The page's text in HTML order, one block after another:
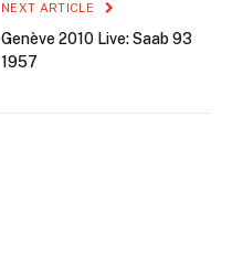
NEXT ARTICLE
Genève 2010 Live: Saab 93
1957